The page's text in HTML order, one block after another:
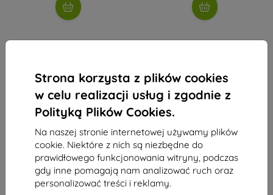
Strona korzysta z plików cookies
w celu realizacji usług i zgodnie z
Polityką Plików Cookies.
Na naszej stronie internetowej używamy plików
cookie. Niektóre z nich są niezbędne do
prawidłowego funkcjonowania witryny, podczas
gdy inne pomagają nam analizować ruch oraz
personalizować treści i reklamy.
Shield-Sk s.r.o.